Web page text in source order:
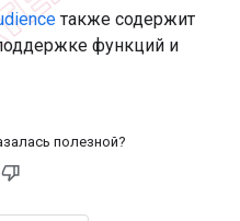
также содержит
функций и
полезной?